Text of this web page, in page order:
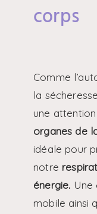
corps
Comme
la
une
organes de
idéale pour
notre
énergie. Une
mobile ainsi